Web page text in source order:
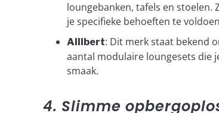
loungebanken, tafels en stoelen.
je specifieke behoeften te
Allibert: Dit merk staat bekend
aantal modulaire loungesets die
smaak.
4. Slimme